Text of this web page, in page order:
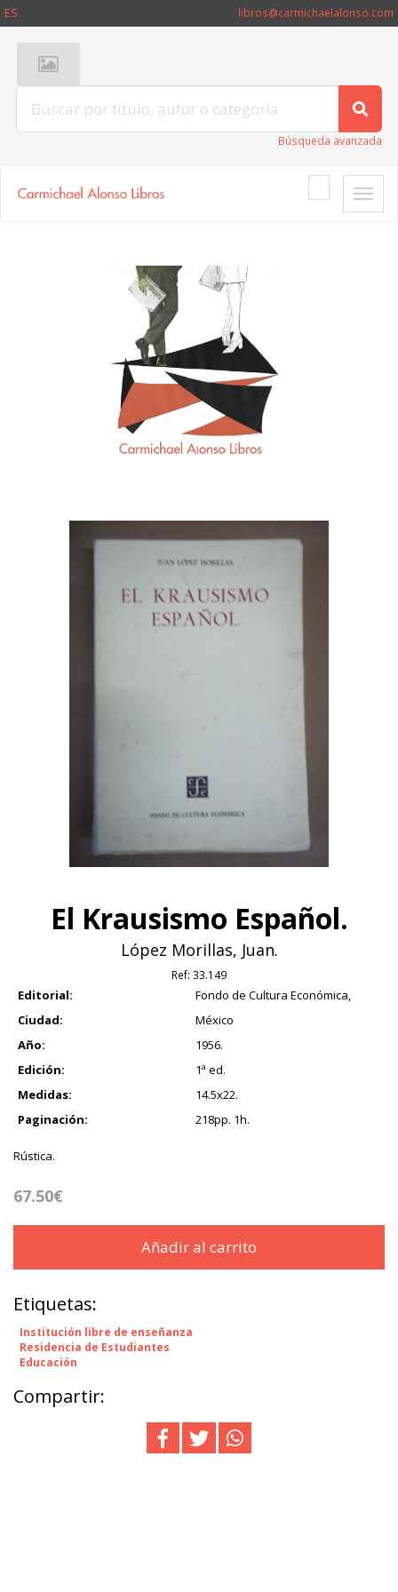
ES libros@carmichaelalonso.com
Búsqueda avanzada
Toggle
El Krausismo Español.
López Morillas, Juan.
Ref: 33.149
Editorial:
Fondo de Cultura Económica,
Ciudad:
México
Año:
1956.
Edición:
1ª ed.
Medidas:
14.5x22.
Paginación:
218pp. 1h.
Rústica.
67.50€
Añadir al carrito
Etiquetas:
Institución libre de enseñanza
Residencia de Estudiantes
Educación
Compartir: